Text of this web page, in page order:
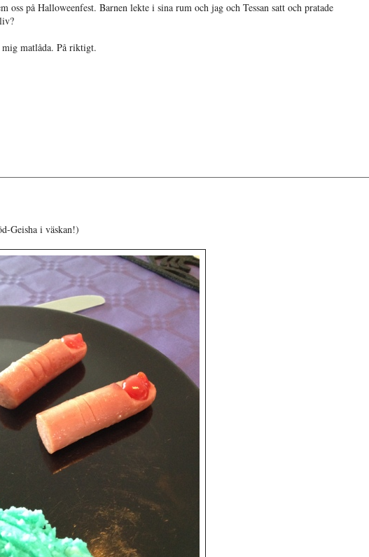
oss på Halloweenfest. Barnen lekte i sina rum och jag och Tessan satt och pratade
matlåda. På riktigt.
Geisha i väskan!)